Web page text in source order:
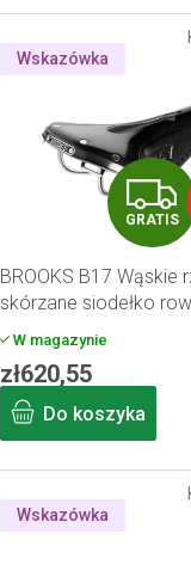
Wskazówka
GRATIS
BROOKS B17 Wąskie
skórzane siodełko
W magazynie
zł620,55
Do koszyka
Wskazówka